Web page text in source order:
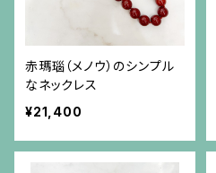
赤瑪瑙（メノウ）のシンプル
なネックレス
¥21,400